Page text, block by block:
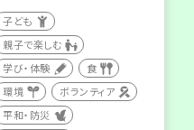
子ども
親子で楽しむ
学び・体験
食
環境
ボランティア
平和・防災